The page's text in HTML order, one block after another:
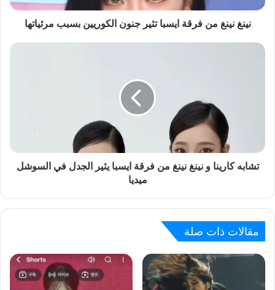
نينغ نينغ من فرقة ايسبا تثير جنون الكوريين بسبب مرئياتها
تشابه كارينا و نينغ نينغ من فرقة ايسبا يثير الجدل في السوشل
ميديا
مقالات ذات صلة